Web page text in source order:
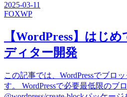
2025-03-11
FOXWP
【WordPress】はじ
ディター開発
この記事では、WordPressでブロ
す。 WordPressで必要最低限のブ